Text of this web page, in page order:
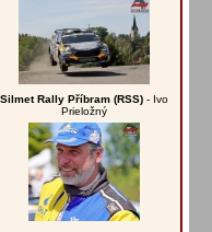
Silmet Rally Příbram (RSS) - Ivo
Prieložný